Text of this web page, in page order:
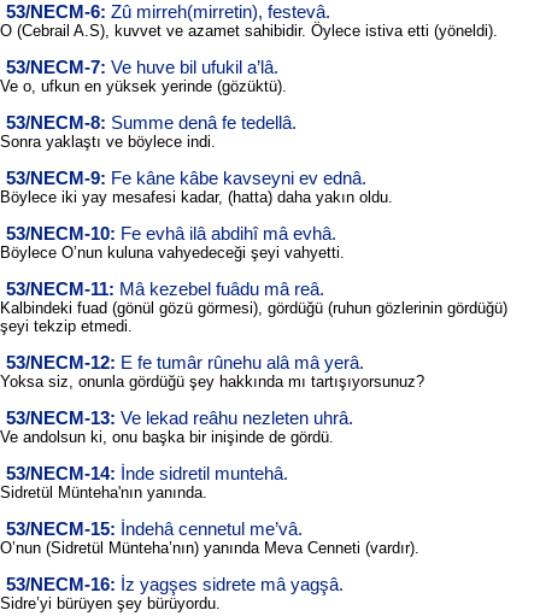
53/NECM-6: Zû mirreh(mirretin), festevâ.
O (Cebrail A.S), kuvvet ve azamet sahibidir. Öylece istiva etti (yöneldi).
53/NECM-7: Ve huve bil ufukil a’lâ.
Ve o, ufkun en yüksek yerinde (gözüktü).
53/NECM-8: Summe denâ fe tedellâ.
Sonra yaklaştı ve böylece indi.
53/NECM-9: Fe kâne kâbe kavseyni ev ednâ.
Böylece iki yay mesafesi kadar, (hatta) daha yakın oldu.
53/NECM-10: Fe evhâ ilâ abdihî mâ evhâ.
Böylece O’nun kuluna vahyedeceği şeyi vahyetti.
53/NECM-11: Mâ kezebel fuâdu mâ reâ.
Kalbindeki fuad (gönül gözü görmesi), gördüğü (ruhun gözlerinin gördüğü)
şeyi tekzip etmedi.
53/NECM-12: E fe tumâr rûnehu alâ mâ yerâ.
Yoksa siz, onunla gördüğü şey hakkında mı tartışıyorsunuz?
53/NECM-13: Ve lekad reâhu nezleten uhrâ.
Ve andolsun ki, onu başka bir inişinde de gördü.
53/NECM-14: İnde sidretil muntehâ.
Sidretül Münteha'nın yanında.
53/NECM-15: İndehâ cennetul me’vâ.
O’nun (Sidretül Münteha’nın) yanında Meva Cenneti (vardır).
53/NECM-16: İz yagşes sidrete mâ yagşâ.
Sidre’yi bürüyen şey bürüyordu.